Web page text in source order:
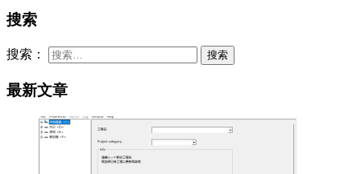
搜索
搜索：
最新文章